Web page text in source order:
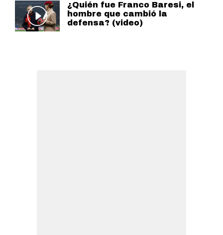
¿Quién fue Franco Baresi, el
hombre que cambió la
defensa? (video)